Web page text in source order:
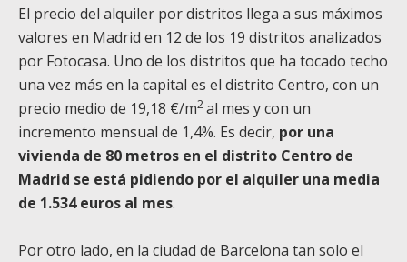
El precio del alquiler por distritos llega a sus máximos
valores en Madrid en 12 de los 19 distritos analizados
por Fotocasa. Uno de los distritos que ha tocado techo
una vez más en la capital es el distrito Centro, con un
precio medio de 19,18 €/m2al mes y con un
incremento mensual de 1,4%. Es decir, por una
vivienda de 80 metros en el distrito Centro de
Madrid se está pidiendo por el alquiler una media
de 1.534 euros al mes.
Por otro lado, en la ciudad de Barcelona tan solo el